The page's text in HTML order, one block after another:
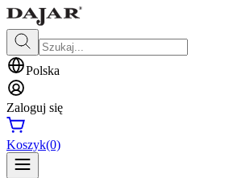
Polska
Zaloguj się
Koszyk(0)